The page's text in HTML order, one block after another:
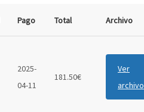
Pago Total Archivo
2025-
04-11
181.50€
Ver
archivo